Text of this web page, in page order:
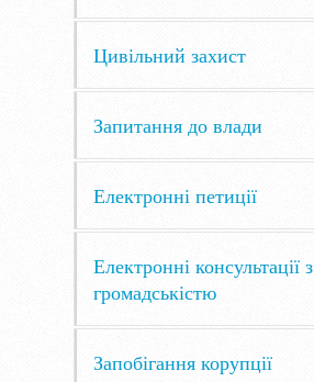
Цивільний захист
Запитання до влади
Електронні петиції
Електронні консультації з
громадськістю
Запобігання корупції